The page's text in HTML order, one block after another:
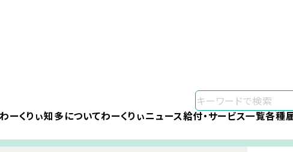
わーくりぃ知多についてわーくりぃニュース給付・サービス一覧各種